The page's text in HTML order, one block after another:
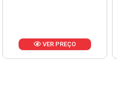
VER PREÇO